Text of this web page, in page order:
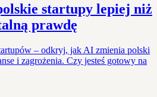
startupy lepiej niż
prawdę
– odkryj, jak AI zmienia polski
i zagrożenia. Czy jesteś gotowy na